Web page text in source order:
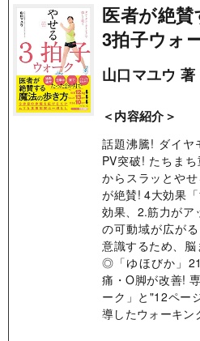
医者が絶
3拍子ウォ
山口マユウ 著
＜内容紹介＞
話題沸騰! ダイヤ
PV突破! たちま
からスラッとや
が絶賛! 4大効果
効果、2.筋力がア
の可動域が広が
意識するため、脳
◎「ゆほびか」
痛・O脚が改善!
ーク」と"12ペー
導したウォーキン